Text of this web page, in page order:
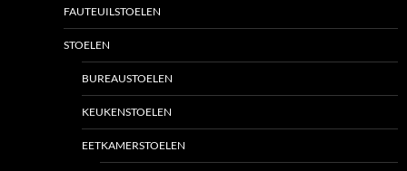
FAUTEUILSTOELEN
STOELEN
BUREAUSTOELEN
KEUKENSTOELEN
EETKAMERSTOELEN